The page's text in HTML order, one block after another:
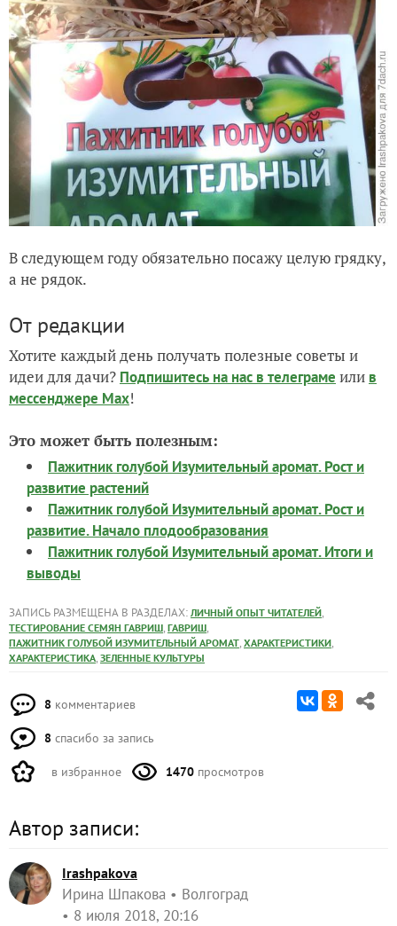
В следующем году обязательно посажу целую грядку,
а не рядок.
От редакции
Хотите каждый день получать полезные советы и
идеи для дачи? Подпишитесь на нас в телеграме или в
мессенджере Max!
Это может быть полезным:
Пажитник голубой Изумительный аромат. Рост и
развитие растений
Пажитник голубой Изумительный аромат. Рост и
развитие. Начало плодообразования
Пажитник голубой Изумительный аромат. Итоги и
выводы
ЗАПИСЬ РАЗМЕЩЕНА В РАЗДЕЛАХ: ЛИЧНЫЙ ОПЫТ ЧИТАТЕЛЕЙ,
ТЕСТИРОВАНИЕ СЕМЯН ГАВРИШ, ГАВРИШ,
ПАЖИТНИК ГОЛУБОЙ ИЗУМИТЕЛЬНЫЙ АРОМАТ, ХАРАКТЕРИСТИКИ,
ХАРАКТЕРИСТИКА, ЗЕЛЕННЫЕ КУЛЬТУРЫ
8 комментариев
8 спасибо за запись
в избранное 1470 просмотров
Автор записи:
Irashpakova
Ирина Шпакова
Волгоград
8 июля 2018, 20:16